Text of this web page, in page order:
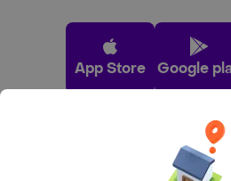
App Store Google
Pide tu comida favorita cerca